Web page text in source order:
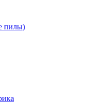
пилы)